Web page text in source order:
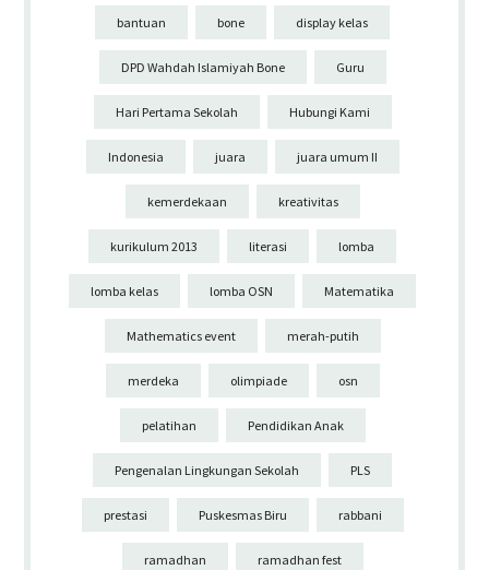
bantuan bone display kelas
DPD Wahdah Islamiyah Bone Guru
Hari Pertama Sekolah Hubungi Kami
Indonesia juara juara umum II
kemerdekaan kreativitas
kurikulum 2013 literasi lomba
lomba kelas lomba OSN Matematika
Mathematics event merah-putih
merdeka olimpiade osn
pelatihan Pendidikan Anak
Pengenalan Lingkungan Sekolah PLS
prestasi Puskesmas Biru rabbani
ramadhan ramadhan fest